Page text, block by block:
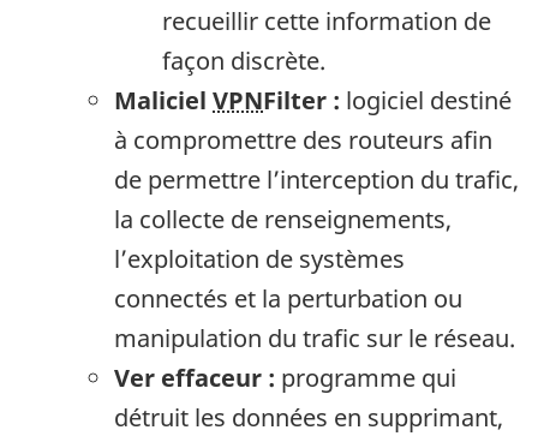
recueillir cette information de
façon discrète.
Maliciel VPNFilter : logiciel destiné
à compromettre des routeurs afin
de permettre l’interception du trafic,
la collecte de renseignements,
l’exploitation de systèmes
connectés et la perturbation ou
manipulation du trafic sur le réseau.
Ver effaceur : programme qui
détruit les données en supprimant,